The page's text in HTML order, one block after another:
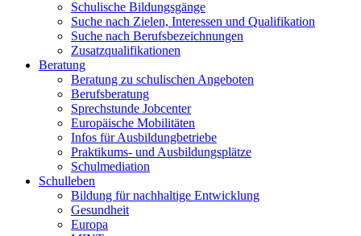
Schulische Bildungsgänge
Suche nach Zielen, Interessen und Qualifikation
Suche nach Berufsbezeichnungen
Zusatzqualifikationen
Beratung
Beratung zu schulischen Angeboten
Berufsberatung
Sprechstunde Jobcenter
Europäische Mobilitäten
Infos für Ausbildungbetriebe
Praktikums- und Ausbildungsplätze
Schulmediation
Schulleben
Bildung für nachhaltige Entwicklung
Gesundheit
Europa